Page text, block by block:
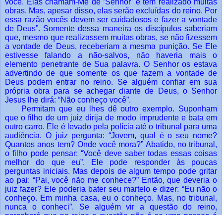
você. Elas chamam-Me de ‘Senhor’ e têm realizado muitas
obras. Mas, apesar disso, elas serão excluídas do reino. Por
essa razão vocês devem ser cuidadosos e fazer a vontade
de Deus”. Somente dessa maneira os discípulos saberiam
que, mesmo que realizassem muitas obras, se não fizessem
a vontade de Deus, receberiam a mesma punição. Se Ele
estivesse falando a não-salvos, não haveria mais o
elemento penetrante de Sua palavra. O Senhor os estava
advertindo de que somente os que fazem a vontade de
Deus podem entrar no reino. Se alguém confiar em sua
própria obra para se achegar diante de Deus, o Senhor
Jesus lhe dirá: “Não conheço você”.
Permitam que eu lhes dê outro exemplo. Suponham
que o filho de um juiz dirija de modo imprudente e bata em
outro carro. Ele é levado pela polícia até o tribunal para uma
audiência. O juiz pergunta: “Jovem, qual é o seu nome?
Quantos anos tem? Onde você mora?” Abatido, no tribunal,
o filho pode pensar: “Você deve saber todas essas coisas
melhor do que eu”. Ele pode responder às poucas
perguntas iniciais. Mas depois de algum tempo pode gritar
ao pai: “Pai, você não me conhece?” Então, que deveria o
juiz fazer? Ele poderia bater seu martelo e dizer: “Eu não o
conheço. Em minha casa, eu o conheço. Mas, no tribunal,
nunca o conheci”. Se alguém vir a questão do reino,